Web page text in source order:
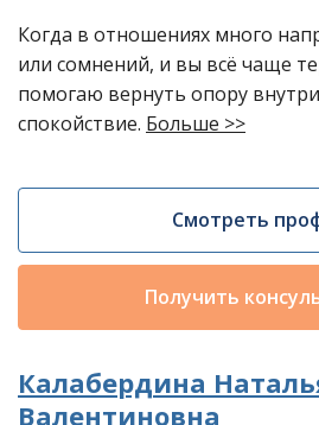
Когда в отношениях много
или сомнений, и вы всё чаще
помогаю вернуть опору
спокойствие. Больше >>
Смотреть
Получить
Калабердина
Валентиновна